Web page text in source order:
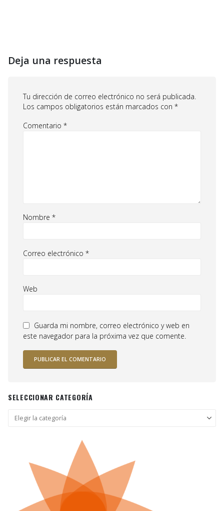
Deja una respuesta
Tu dirección de correo electrónico no será publicada.
Los campos obligatorios están marcados con *
Comentario *
Nombre *
Correo electrónico *
Web
Guarda mi nombre, correo electrónico y web en
este navegador para la próxima vez que comente.
SELECCIONAR CATEGORÍA
Seleccionar
categoría